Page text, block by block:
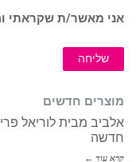
אני מאשר/ת שקראתי
שליחה
מוצרים חדשים
אלביב מבית לוריאל
חדשה
קרא עוד ←